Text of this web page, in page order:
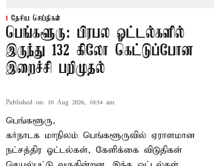
தேசிய செய்திகள்
பெங்களூரு: பிரபல ஓட்டல்களில்
இருந்து 132 கிலோ கெட்டுப்போன
இறைச்சி பறிமுதல்
Published on: 10 Aug 2026, 10:54 am
பெங்களூரு,
கர்நாடக மாநிலம் பெங்களூருவில் ஏராளமான
நட்சத்திர ஓட்டல்கள், கேளிக்கை விடுதிகள்